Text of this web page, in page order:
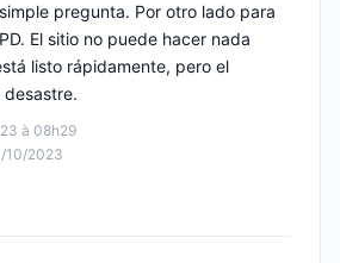
à 08h29
10/2023
pregunta. Por otro lado para
El sitio no puede hacer nada
listo rápidamente, pero el